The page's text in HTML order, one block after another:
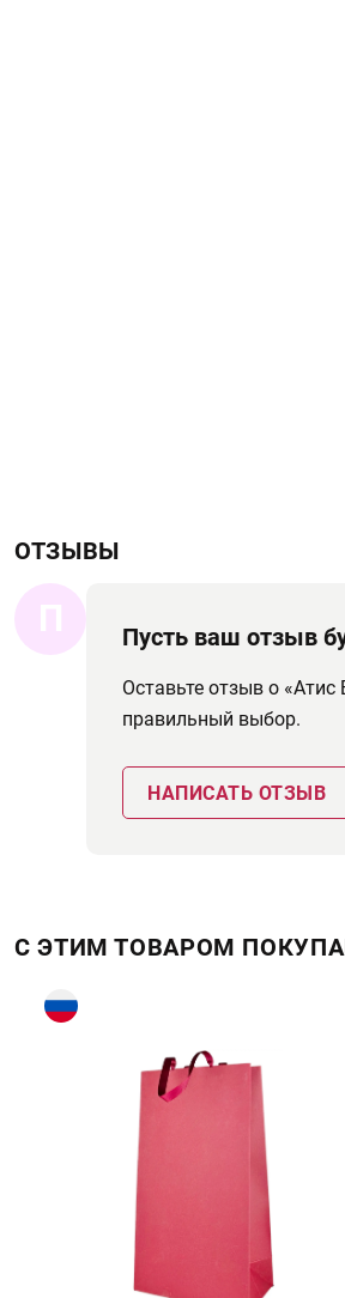
ОТЗЫВЫ
П Пусть ваш отзыв
Оставьте отзыв о
правильный выбор.
НАПИСАТЬ ОТЗЫВ
С ЭТИМ ТОВАРОМ